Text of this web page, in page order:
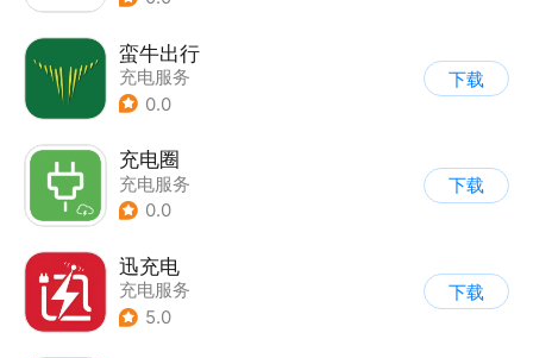
蛮牛出行
充电服务
0.0
下载
充电圈
充电服务
0.0
下载
迅充电
充电服务
5.0
下载